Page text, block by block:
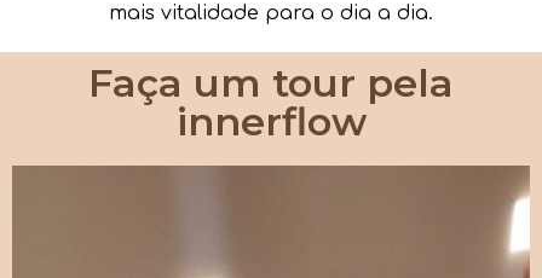
mais vitalidade para o dia a dia.
Faça um tour pela
innerflow